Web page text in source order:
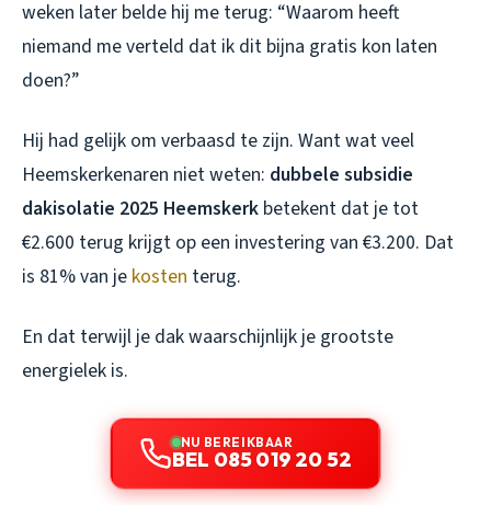
weken later belde hij me terug: “Waarom heeft
niemand me verteld dat ik dit bijna gratis kon laten
doen?”
Hij had gelijk om verbaasd te zijn. Want wat veel
Heemskerkenaren niet weten: dubbele subsidie
dakisolatie 2025 Heemskerk betekent dat je tot
€2.600 terug krijgt op een investering van €3.200. Dat
is 81% van je kosten terug.
En dat terwijl je dak waarschijnlijk je grootste
energielek is.
NU BEREIKBAAR
BEL 085 019 20 52